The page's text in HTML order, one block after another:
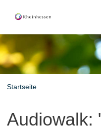
wijn
Startseite
Audiowalk: